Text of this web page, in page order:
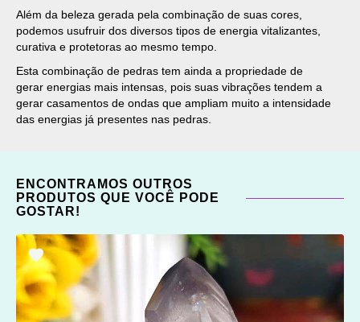
Além da beleza gerada pela combinação de suas cores,
podemos usufruir dos diversos tipos de energia vitalizantes,
curativa e protetoras ao mesmo tempo.
Esta combinação de pedras tem ainda a propriedade de
gerar energias mais intensas, pois suas vibrações tendem a
gerar casamentos de ondas que ampliam muito a intensidade
das energias já presentes nas pedras.
ENCONTRAMOS OUTROS
PRODUTOS QUE VOCÊ PODE
GOSTAR!
ADICIONAR
OS